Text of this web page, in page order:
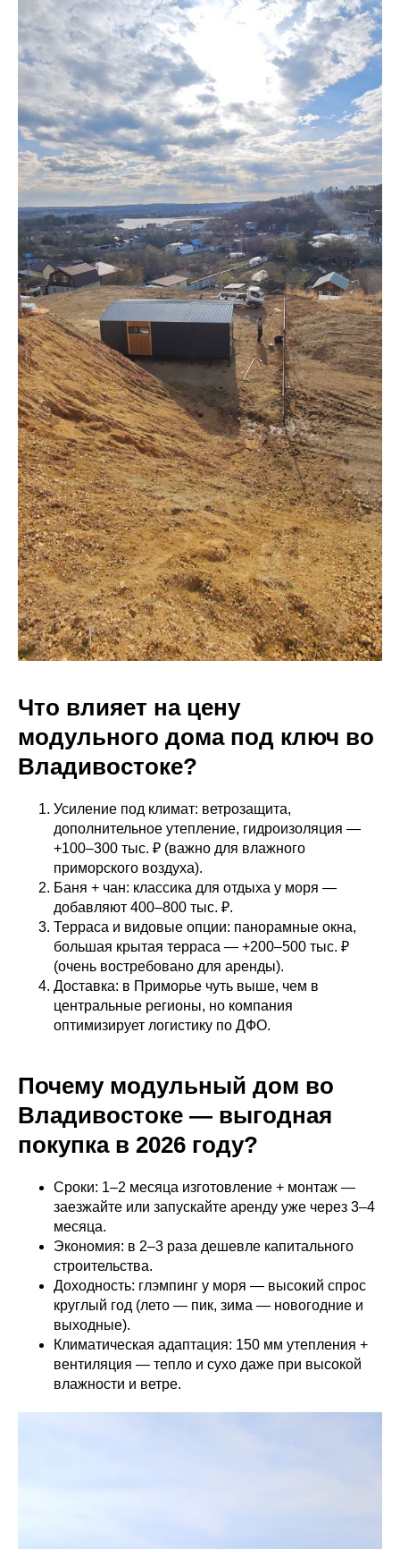
Что влияет на цену
модульного дома под ключ во
Владивостоке?
Усиление под климат: ветрозащита,
дополнительное утепление, гидроизоляция —
+100–300 тыс. ₽ (важно для влажного
приморского воздуха).
Баня + чан: классика для отдыха у моря —
добавляют 400–800 тыс. ₽.
Терраса и видовые опции: панорамные окна,
большая крытая терраса — +200–500 тыс. ₽
(очень востребовано для аренды).
Доставка: в Приморье чуть выше, чем в
центральные регионы, но компания
оптимизирует логистику по ДФО.
Почему модульный дом во
Владивостоке — выгодная
покупка в 2026 году?
Сроки: 1–2 месяца изготовление + монтаж —
заезжайте или запускайте аренду уже через 3–4
месяца.
Экономия: в 2–3 раза дешевле капитального
строительства.
Доходность: глэмпинг у моря — высокий спрос
круглый год (лето — пик, зима — новогодние и
выходные).
Климатическая адаптация: 150 мм утепления +
вентиляция — тепло и сухо даже при высокой
влажности и ветре.